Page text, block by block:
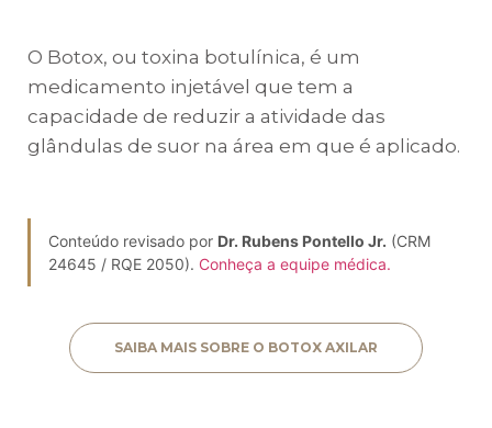
O Botox, ou toxina botulínica, é um
medicamento injetável que tem a
capacidade de reduzir a atividade das
glândulas de suor na área em que é aplicado.
Conteúdo revisado por Dr. Rubens Pontello Jr. (CRM
24645 / RQE 2050). Conheça a equipe médica.
SAIBA MAIS SOBRE O BOTOX AXILAR